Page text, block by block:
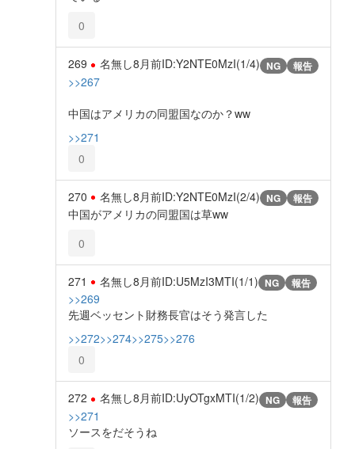
0
269 名無し8月前ID:Y2NTE0MzI(1/4) NG 報告
>>267
中国はアメリカの同盟国なのか？ww
>>271
0
270 名無し8月前ID:Y2NTE0MzI(2/4) NG 報告
中国がアメリカの同盟国は草ww
0
271 名無し8月前ID:U5MzI3MTI(1/1) NG 報告
>>269
先週ベッセント財務長官はそう発言した
>>272>>274>>275>>276
0
272 名無し8月前ID:UyOTgxMTI(1/2) NG 報告
>>271
ソースをだそうね